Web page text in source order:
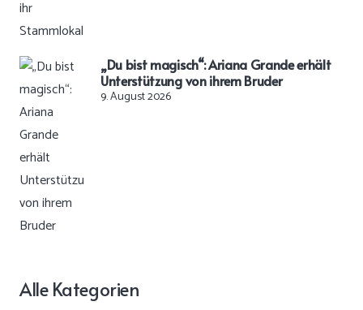
„Du bist magisch“: Ariana Grande erhält
Unterstützung von ihrem Bruder
9. August 2026
Alle Kategorien